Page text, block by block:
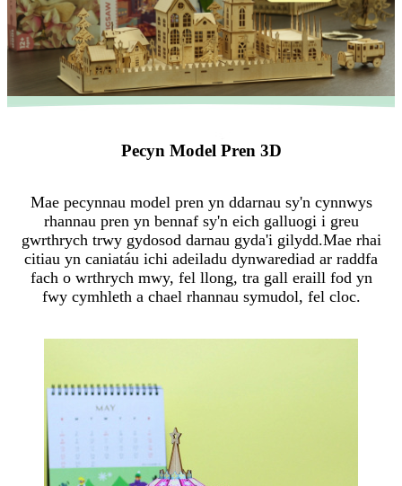
Pecyn Model Pren 3D
Mae pecynnau model pren yn ddarnau sy'n cynnwys
rhannau pren yn bennaf sy'n eich galluogi i greu
gwrthrych trwy gydosod darnau gyda'i gilydd.Mae rhai
citiau yn caniatáu ichi adeiladu dynwarediad ar raddfa
fach o wrthrych mwy, fel llong, tra gall eraill fod yn
fwy cymhleth a chael rhannau symudol, fel cloc.